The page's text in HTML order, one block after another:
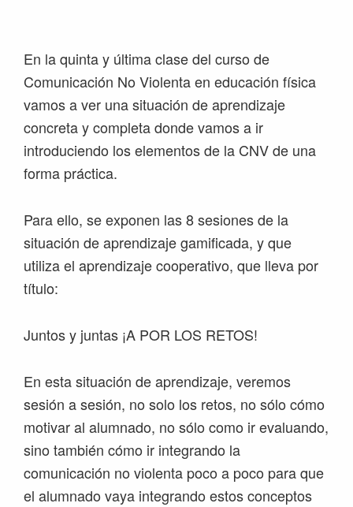
navegación
principal
contenido
principal
barra
lateral
principal
página
En la quinta y última clase del curso de
Comunicación No Violenta en educación física
vamos a ver una situación de aprendizaje
concreta y completa donde vamos a ir
introduciendo los elementos de la CNV de una
forma práctica.
Para ello, se exponen las 8 sesiones de la
situación de aprendizaje gamificada, y que
utiliza el aprendizaje cooperativo, que lleva por
título:
Juntos y juntas ¡A POR LOS RETOS!
En esta situación de aprendizaje, veremos
sesión a sesión, no solo los retos, no sólo cómo
motivar al alumnado, no sólo como ir evaluando,
sino también cómo ir integrando la
comunicación no violenta poco a poco para que
el alumnado vaya integrando estos conceptos